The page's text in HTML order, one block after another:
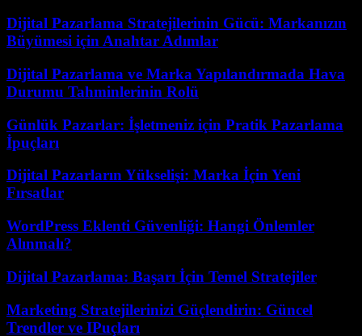
Dijital Pazarlama Stratejilerinin Gücü: Markanızın
Büyümesi için Anahtar Adımlar
Dijital Pazarlama ve Marka Yapılandırmada Hava
Durumu Tahminlerinin Rolü
Günlük Pazarlar: İşletmeniz için Pratik Pazarlama
İpuçları
Dijital Pazarların Yükselişi: Marka İçin Yeni
Fırsatlar
WordPress Eklenti Güvenliği: Hangi Önlemler
Alınmalı?
Dijital Pazarlama: Başarı İçin Temel Stratejiler
Marketing Stratejilerinizi Güçlendirin: Güncel
Trendler ve IPuçları